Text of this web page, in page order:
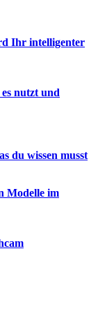
Ihr intelligenter
nutzt und
du wissen musst
Modelle im